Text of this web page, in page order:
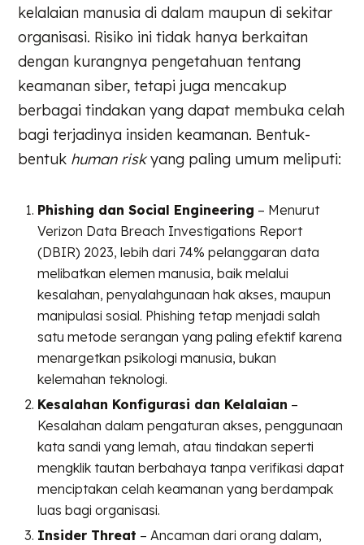
kelalaian manusia di dalam maupun di sekitar
organisasi. Risiko ini tidak hanya berkaitan
dengan kurangnya pengetahuan tentang
keamanan siber, tetapi juga mencakup
berbagai tindakan yang dapat membuka celah
bagi terjadinya insiden keamanan. Bentuk-
bentuk human riskyang paling umum meliputi:
Phishing dan Social Engineering – Menurut
Verizon Data Breach Investigations Report
(DBIR) 2023, lebih dari 74% pelanggaran data
melibatkan elemen manusia, baik melalui
kesalahan, penyalahgunaan hak akses, maupun
manipulasi sosial. Phishing tetap menjadi salah
satu metode serangan yang paling efektif karena
menargetkan psikologi manusia, bukan
kelemahan teknologi.
Kesalahan Konfigurasi dan Kelalaian –
Kesalahan dalam pengaturan akses, penggunaan
kata sandi yang lemah, atau tindakan seperti
mengklik tautan berbahaya tanpa verifikasi dapat
menciptakan celah keamanan yang berdampak
luas bagi organisasi.
Insider Threat – Ancaman dari orang dalam,